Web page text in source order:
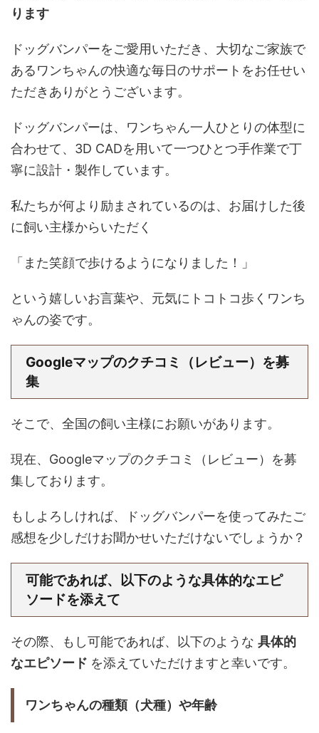
ります
ドッグバンパーをご愛用いただき、大切なご家族で
あるワンちゃんの快適な毎日のサポートをお任せい
ただきありがとうございます。
ドッグバンパーは、ワンちゃん一人ひとりの体型に
合わせて、3D CADを用いて一つひとつ手作業で丁
寧に設計・製作しています。
私たちが何より励まされているのは、お届けした後
に飼い主様からいただく
「また笑顔で歩けるようになりました！」
という嬉しいお言葉や、元気にトコトコ歩くワンち
ゃんの姿です。
Googleマップのクチコミ（レビュー）を募
集
そこで、全国の飼い主様にお願いがあります。
現在、Googleマップのクチコミ（レビュー）を募
集しております。
もしよろしければ、ドッグバンパーを使ってみたご
感想を少しだけお聞かせいただけないでしょうか？
可能であれば、以下のような具体的なエピ
ソードを添えて
その際、もし可能であれば、以下のような 具体的
なエピソード を添えていただけますと幸いです。
ワンちゃんの種類（犬種）や年齢